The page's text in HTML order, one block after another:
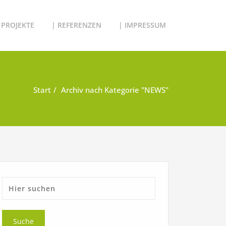
| REFERENZEN | IMPRESSUM
Start Archiv nach Kategorie "NEWS"